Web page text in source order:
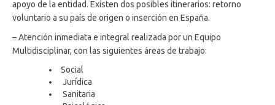
apoyo de la entidad. Existen dos posibles itinerarios: retorno
voluntario a su país de origen o inserción en España.
– Atención inmediata e integral realizada por un Equipo
Multidisciplinar, con las siguientes áreas de trabajo:
Social
Jurídica
Sanitaria